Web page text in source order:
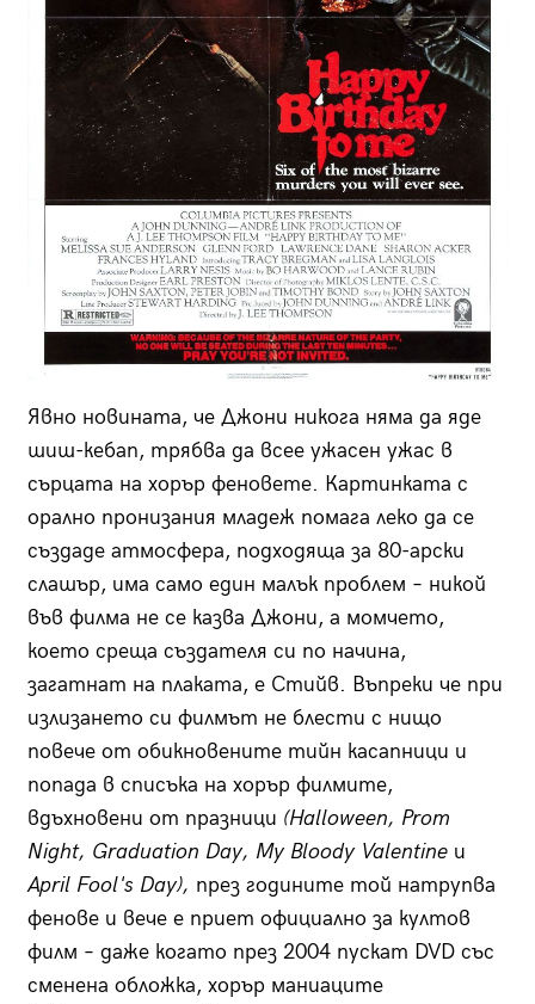
Явно новината, че Джони никога няма да яде
шиш-кебап, трябва да всее ужасен ужас в
сърцата на хорър феновете. Картинката с
орално пронизания младеж помага леко да се
създаде атмосфера, подходяща за 80-арски
слашър, има само един малък проблем – никой
във филма не се казва Джони, а момчето,
което среща създателя си по начина,
загатнат на плаката, е Стийв. Въпреки че при
излизането си филмът не блести с нищо
повече от обикновените тийн касапници и
попада в списъка на хорър филмите,
вдъхновени от празници (Halloween, Prom
Night, Graduation Day, My Bloody Valentineи
April Fool's Day), през годините той натрупва
фенове и вече е приет официално за култов
филм – даже когато през 2004 пускат DVD със
сменена обложка, хорър маниаците